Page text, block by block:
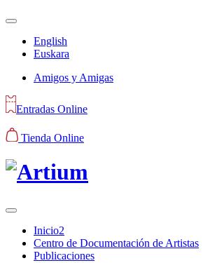
English
Euskara
Amigos y Amigas
Entradas Online
Tienda Online
Inicio2
Centro de Documentación de Artistas
Publicaciones